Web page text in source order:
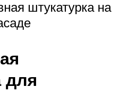
штукатурка на
для